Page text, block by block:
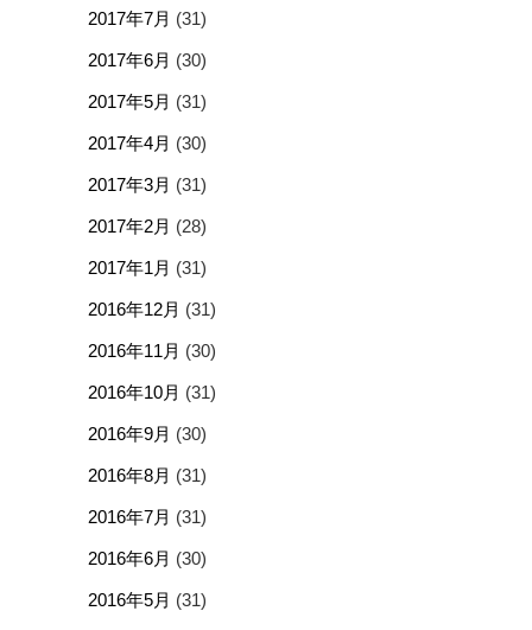
2017年7月 (31)
2017年6月 (30)
2017年5月 (31)
2017年4月 (30)
2017年3月 (31)
2017年2月 (28)
2017年1月 (31)
2016年12月 (31)
2016年11月 (30)
2016年10月 (31)
2016年9月 (30)
2016年8月 (31)
2016年7月 (31)
2016年6月 (30)
2016年5月 (31)